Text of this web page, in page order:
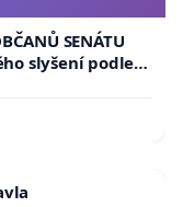
SENÁTU
slyšení podle §
na přijetí